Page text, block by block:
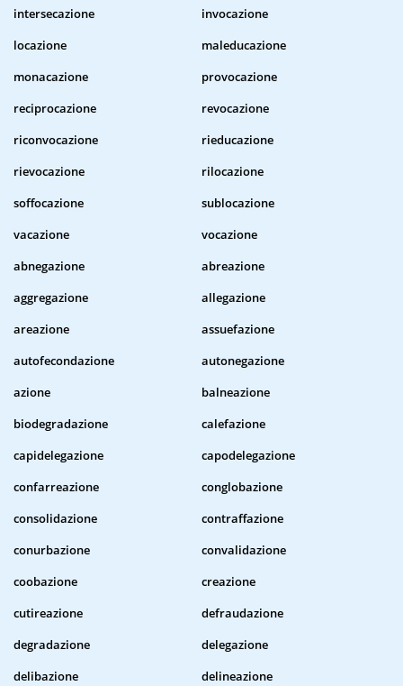
intersecazione
invocazione
locazione
maleducazione
monacazione
provocazione
reciprocazione
revocazione
riconvocazione
rieducazione
rievocazione
rilocazione
soffocazione
sublocazione
vacazione
vocazione
abnegazione
abreazione
aggregazione
allegazione
areazione
assuefazione
autofecondazione
autonegazione
azione
balneazione
biodegradazione
calefazione
capidelegazione
capodelegazione
confarreazione
conglobazione
consolidazione
contraffazione
conurbazione
convalidazione
coobazione
creazione
cutireazione
defraudazione
degradazione
delegazione
delibazione
delineazione